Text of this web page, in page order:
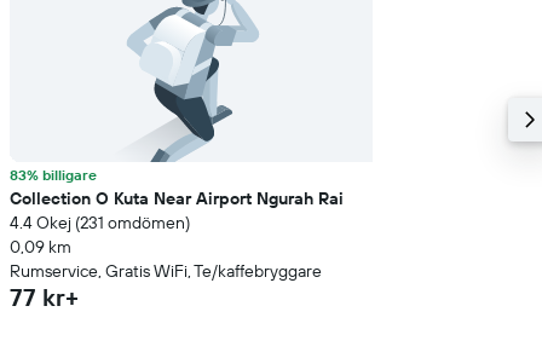
83% billigare
Collection O Kuta Near Airport Ngurah Rai
4.4 Okej (231 omdömen)
0,09 km
Rumservice, Gratis WiFi, Te/kaffebryggare
77 kr+